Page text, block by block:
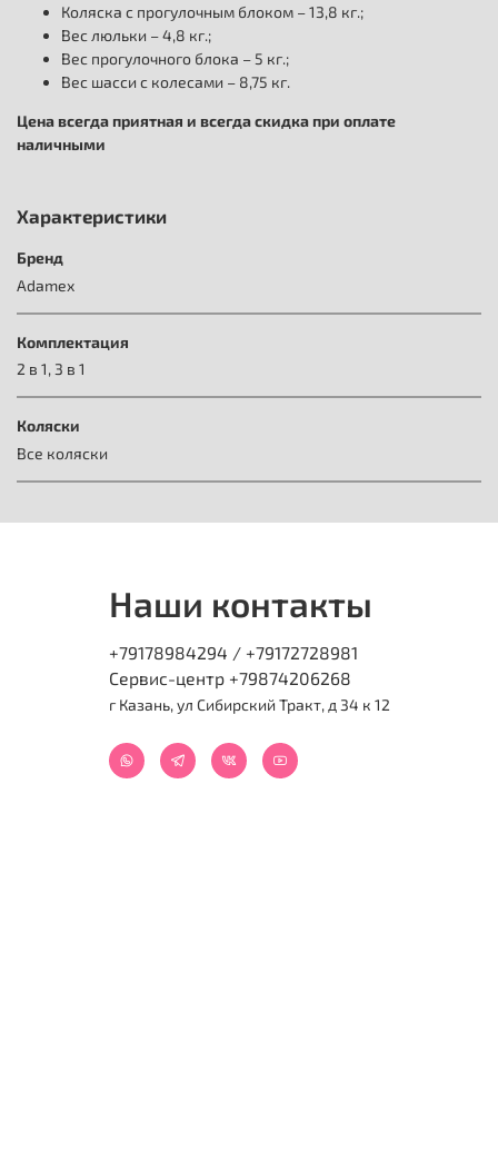
Коляска с прогулочным блоком – 13,8 кг.;
Вес люльки – 4,8 кг.;
Вес прогулочного блока – 5 кг.;
Вес шасси с колесами – 8,75 кг.
Цена всегда приятная и всегда скидка при оплате
наличными
Характеристики
Бренд
Adamex
Комплектация
2 в 1, 3 в 1
Коляски
Все коляски
Наши контакты
+79178984294 / +79172728981
Сервис-центр +79874206268
г Казань, ул Сибирский Тракт, д 34 к 12